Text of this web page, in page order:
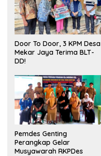
Door To Door, 3 KPM Desa
Mekar Jaya Terima BLT-
DD!
Pemdes Genting
Perangkap Gelar
Musyawarah RKPDes